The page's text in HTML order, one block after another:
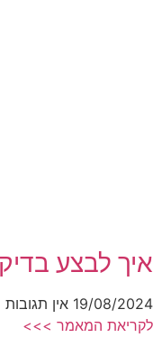
איך לבצע
19/08/2024 אין תגובות
לקריאת המאמר >>>